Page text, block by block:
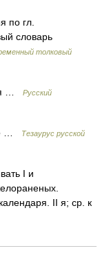
по гл.
словарь
толковый
я …
Русский
…
Тезаурус русской
I и
II я; ср. к